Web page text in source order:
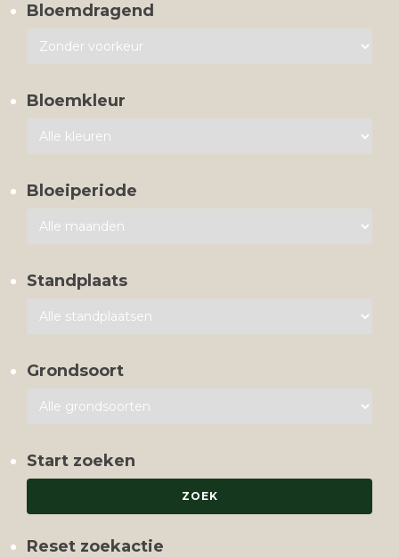
Bloemdragend
Bloemkleur
Bloeiperiode
Standplaats
Grondsoort
Start zoeken
Reset zoekactie